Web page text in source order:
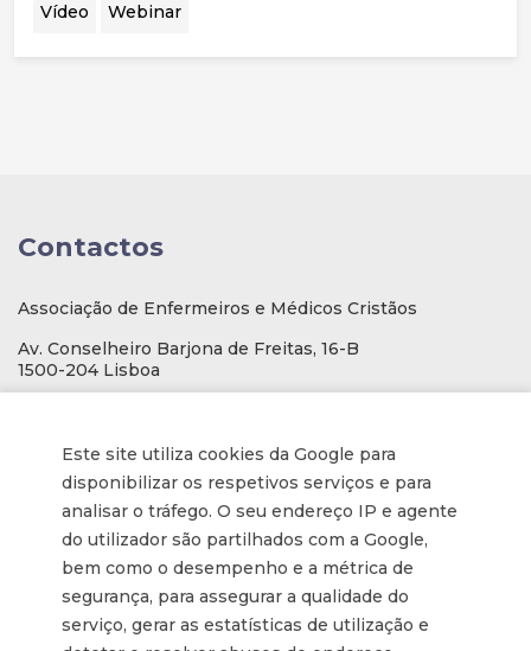
Este site utiliza cookies da Google para
disponibilizar os respetivos serviços e para
analisar o tráfego. O seu endereço IP e agente
do utilizador são partilhados com a Google,
bem como o desempenho e a métrica de
segurança, para assegurar a qualidade do
serviço, gerar as estatísticas de utilização e
Vídeo Webinar
Contactos
Associação de Enfermeiros e Médicos Cristãos
Av. Conselheiro Barjona de Freitas, 16-B
1500-204 Lisboa
Telef. (escritório): 21 771 0530
(Chamada para a rede fixa nacional)
592006107
Informações